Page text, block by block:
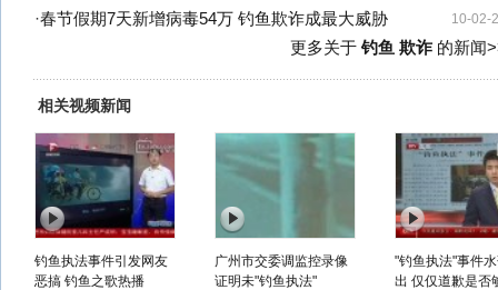
10-02-
·春节假期7天新增病毒54万 钓鱼欺诈成最大威胁
更多关于 钓鱼 欺诈的新闻
相关视频新闻
钓鱼执法事件引发网友
恶搞 钓鱼之歌热播
广州市交委调监控录像
证明未"钓鱼执法"
"钓鱼执法"事件
出 仅仅道歉是否